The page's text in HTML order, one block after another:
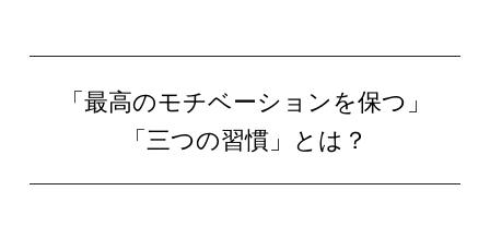
「最高のモチベーションを保つ」
「三つの習慣」とは？